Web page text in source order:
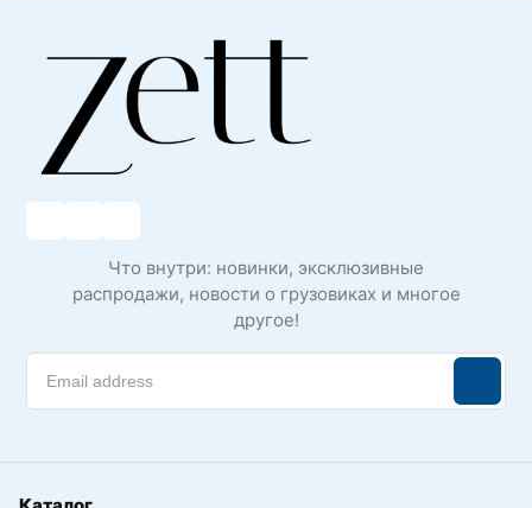
Что внутри: новинки, эксклюзивные
распродажи, новости о грузовиках и многое
другое!